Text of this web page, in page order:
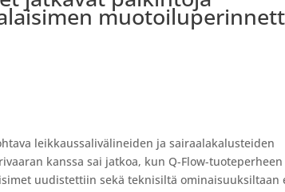
leikkaussalivälineiden ja sairaalakalusteiden
kanssa sai jatkoa, kun Q-Flow-tuoteperheen
uudistettiin sekä teknisiltä ominaisuuksiltaan